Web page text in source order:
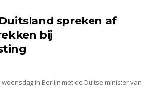
spreken af
bij
in Berlijn met de Duitse minister van